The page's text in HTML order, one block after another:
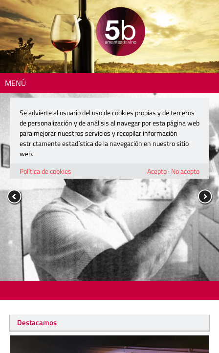
MENÚ
Destacamos
Se advierte al usuario del uso de cookies propias y de terceros
de personalización y de análisis al navegar por esta página web
para mejorar nuestros servicios y recopilar información
estrictamente estadística de la navegación en nuestro sitio
web.
Política de cookies
Acepto· No acepto